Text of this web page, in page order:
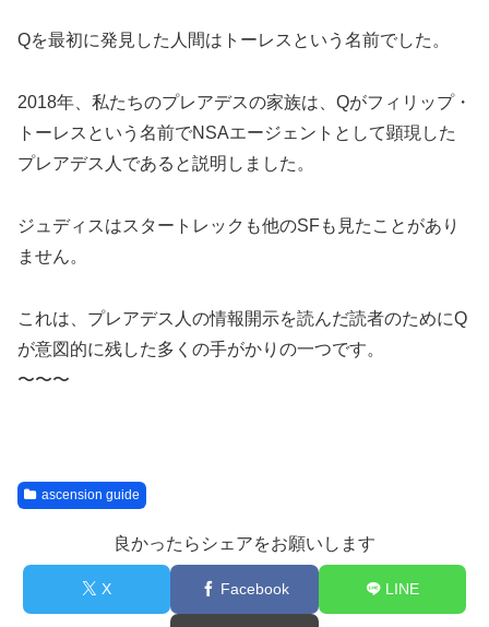
Qを最初に発見した人間はトーレスという名前でした。
2018年、私たちのプレアデスの家族は、Qがフィリップ・
トーレスという名前でNSAエージェントとして顕現した
プレアデス人であると説明しました。
ジュディスはスタートレックも他のSFも見たことがあり
ません。
これは、プレアデス人の情報開示を読んだ読者のためにQ
が意図的に残した多くの手がかりの一つです。
〜〜〜
ascension guide
良かったらシェアをお願いします
X Facebook LINE